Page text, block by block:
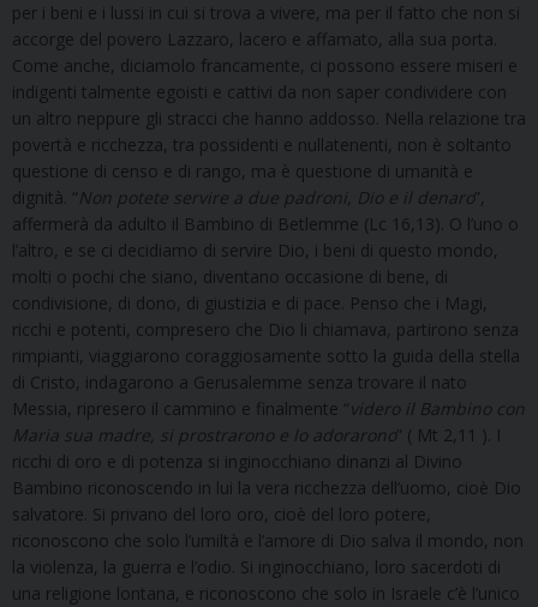
per i beni e i lussi in cui si trova a vivere, ma per il fatto che non si
accorge del povero Lazzaro, lacero e affamato, alla sua porta.
Come anche, diciamolo francamente, ci possono essere miseri e
indigenti talmente egoisti e cattivi da non saper condividere con
un altro neppure gli stracci che hanno addosso. Nella relazione tra
povertà e ricchezza, tra possidenti e nullatenenti, non è soltanto
questione di censo e di rango, ma è questione di umanità e
dignità. “Non potete servire a due padroni, Dio e il denaro”,
affermerà da adulto il Bambino di Betlemme (Lc 16,13). O l’uno o
l’altro, e se ci decidiamo di servire Dio, i beni di questo mondo,
molti o pochi che siano, diventano occasione di bene, di
condivisione, di dono, di giustizia e di pace. Penso che i Magi,
ricchi e potenti, compresero che Dio li chiamava, partirono senza
rimpianti, viaggiarono coraggiosamente sotto la guida della stella
di Cristo, indagarono a Gerusalemme senza trovare il nato
Messia, ripresero il cammino e finalmente “videro il Bambino con
Maria sua madre, si prostrarono e lo adorarono” ( Mt 2,11 ). I
ricchi di oro e di potenza si inginocchiano dinanzi al Divino
Bambino riconoscendo in lui la vera ricchezza dell’uomo, cioè Dio
salvatore. Si privano del loro oro, cioè del loro potere,
riconoscono che solo l’umiltà e l’amore di Dio salva il mondo, non
la violenza, la guerra e l’odio. Si inginocchiano, loro sacerdoti di
una religione lontana, e riconoscono che solo in Israele c’è l’unico